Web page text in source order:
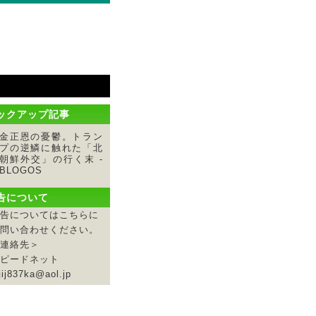
クアップ記事
金正恩の憂鬱。トラン
プの逆鱗に触れた「北
朝鮮外交」の行く末 -
BLOGOS
について
についてはこちらに
い合わせください。
絡先＞
ードネット